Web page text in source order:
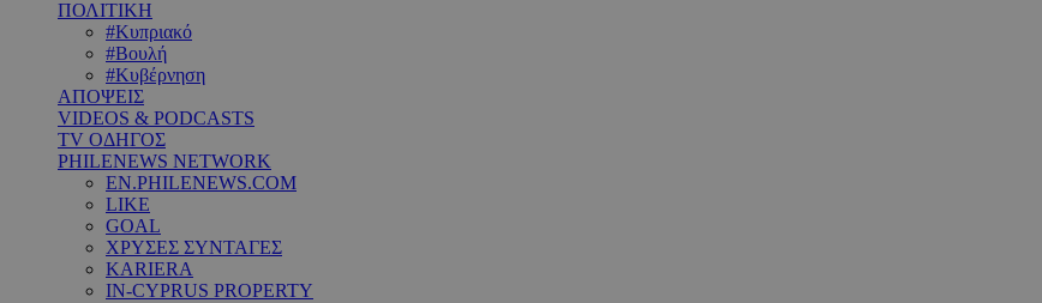
ΠΟΛΙΤΙΚΗ
#Κυπριακό
#Βουλή
#Κυβέρνηση
ΑΠΟΨΕΙΣ
VIDEOS & PODCASTS
TV ΟΔΗΓΟΣ
PHILENEWS NETWORK
EN.PHILENEWS.COM
LIKE
GOAL
ΧΡΥΣΕΣ ΣΥΝΤΑΓΕΣ
KARIERA
IN-CYPRUS PROPERTY